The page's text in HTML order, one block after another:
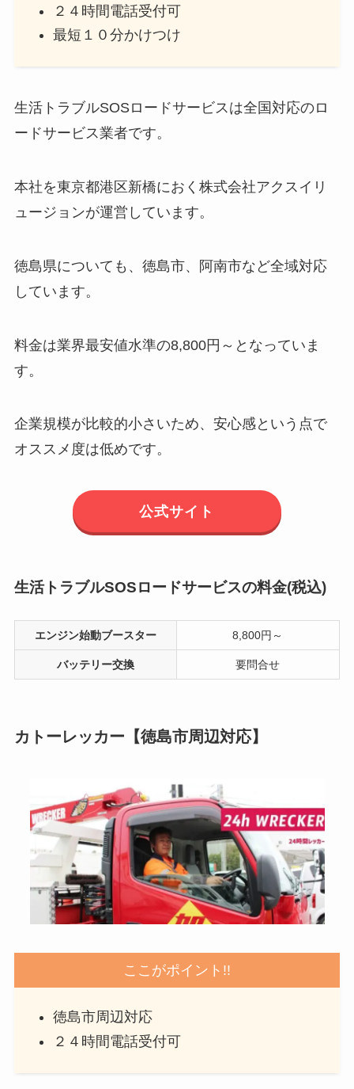
２４時間電話受付可
最短１０分かけつけ
生活トラブルSOSロードサービスは全国対応のロ
ードサービス業者です。
本社を東京都港区新橋におく株式会社アクスイリ
ュージョンが運営しています。
徳島県についても、徳島市、阿南市など全域対応
しています。
料金は業界最安値水準の8,800円～となっていま
す。
企業規模が比較的小さいため、安心感という点で
オススメ度は低めです。
公式サイト
生活トラブルSOSロードサービスの料金(税込)
エンジン始動ブースター 8,800円～
バッテリー交換 要問合せ
カトーレッカー【徳島市周辺対応】
ここがポイント!!
徳島市周辺対応
２４時間電話受付可